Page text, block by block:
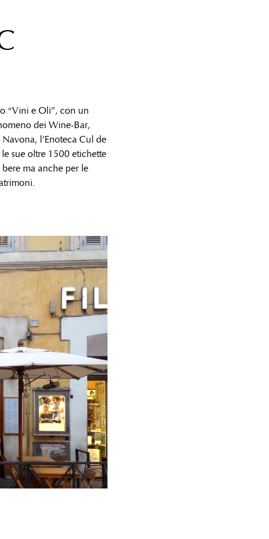
“Vini e Oli”, con un
dei Wine-Bar,
l’Enoteca Cul de
sue oltre 1500 etichette
ma anche per le